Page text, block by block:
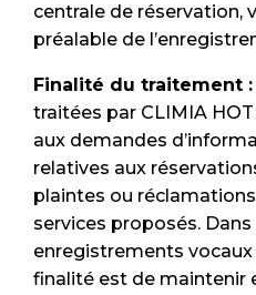
centrale de réservation,
préalable de
Finalité du traitement :
traitées par CLIMIA
aux demandes
relatives aux
plaintes ou
services proposés. Dans
enregistrements vocaux
finalité est de maintenir